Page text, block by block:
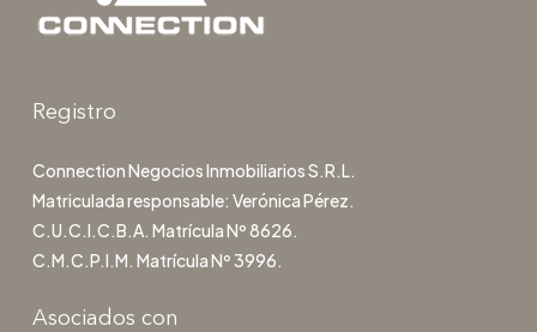
Registro
Connection Negocios Inmobiliarios S.R.L.
Matriculada responsable: Verónica Pérez.
C.U.C.I.C.B.A. Matrícula Nº 8626.
C.M.C.P.I.M. Matrícula Nº 3996.
Asociados con